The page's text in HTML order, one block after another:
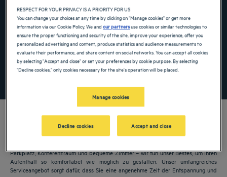
Navigate forward to interact with the calendar and select a date. Press the
Navigate backward to interact with the
FINDEN SIE EIN HOTEL
Spezialcode hinzufügen
Parkplatz, Konferenzraum und bequeme Zimmer – wir tun unser Bestes, um Ihren
Aufenthalt so komfortabel wie möglich zu gestalten. Unser umfangreiches
Serviceangebot sorgt dafür, dass Sie eine angenehme Zeit der Entspannung und
RESPECT FOR YOUR PRIVACY IS A PRIORITY FOR US
You can change your choices at any time by clicking on "Manage cookies" or get more
information via our Cookie Policy. We andour partnersuse cookies or similar technologies to
ensure the proper functioning and security of the site, improve your experience, offer you
personalized advertising and content, produce statistics and audience measurements to
evaluate their performance, and share content on social networks. You can accept all cookies
by selecting "Accept and close" or set your preferences by cookie purpose. By selecting
"Decline cookies," only cookies necessary for the site's operation will be placed.
Manage cookies
Decline cookies Accept and close